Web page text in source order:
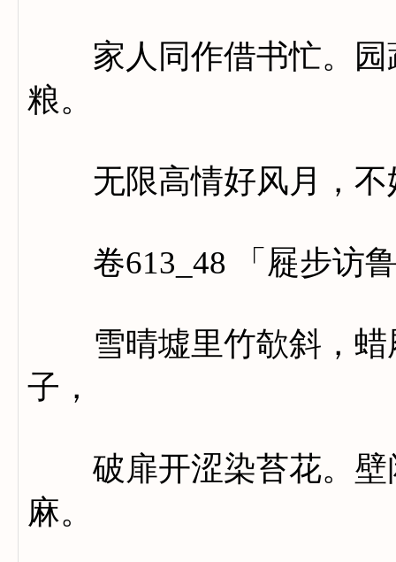
家人同作借书忙。园
粮。
无限高情好风月，不
卷613_48 「屣步访鲁
雪晴墟里竹欹斜，蜡
子，
破扉开涩染苔花。壁
麻。